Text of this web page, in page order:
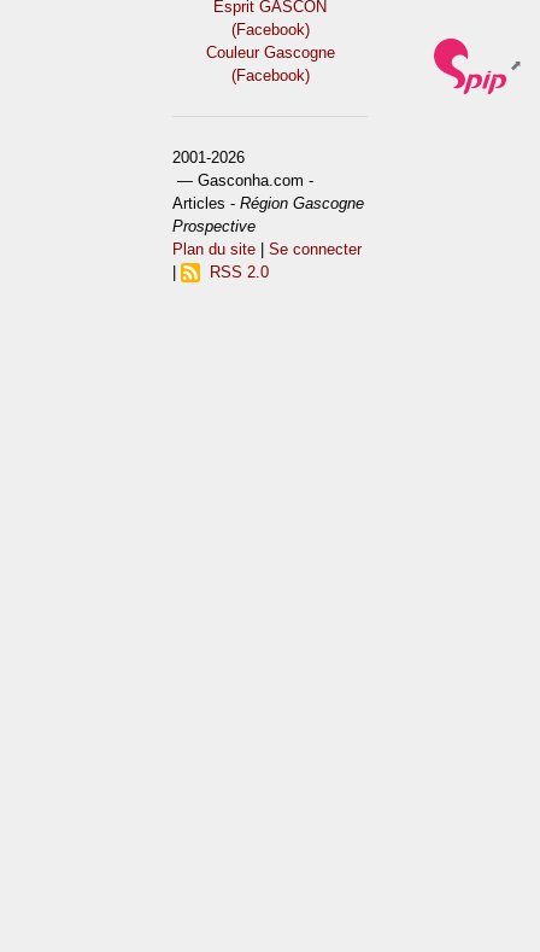
Esprit GASCON
(Facebook)
Couleur Gascogne
(Facebook)
2001-2026
— Gasconha.com -
Articles -Région Gascogne
Prospective
Plan du site |Se connecter
RSS 2.0